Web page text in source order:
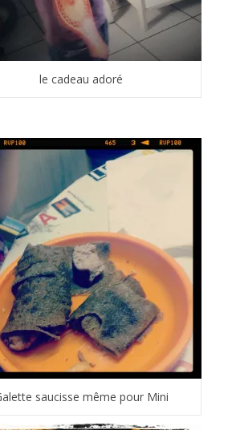
le cadeau adoré
saucisse même pour Mini